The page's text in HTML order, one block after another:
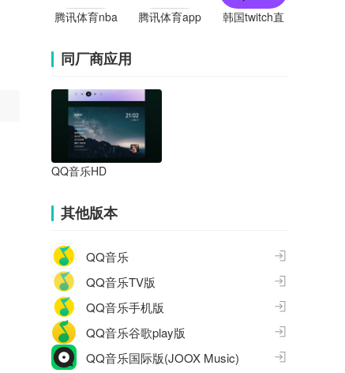
腾讯体育nba
腾讯体育app
韩国twitch直
同厂商应用
QQ音乐HD
其他版本
QQ音乐
QQ音乐TV版
QQ音乐手机版
QQ音乐谷歌play版
QQ音乐国际版(JOOX Music)